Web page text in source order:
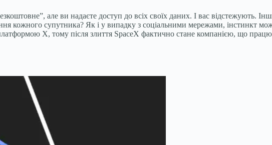
але ви надаєте доступ до всіх своїх даних. І вас відстежують.
кожного супутника? Як і у випадку з соціальними мережами, інстинкт може
X, тому після злиття SpaceX фактично стане компанією, що